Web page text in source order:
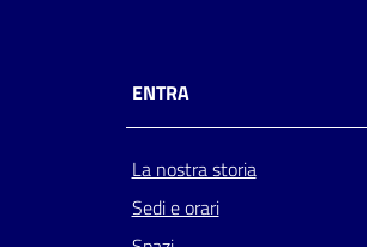
ENTRA
La nostra storia
Sedi e orari